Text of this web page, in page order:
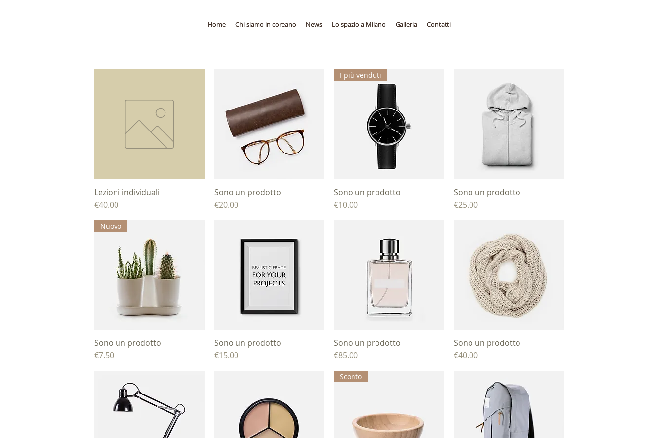
Home Chi siamo in coreano News Lo spazio a Milano Galleria Contatti
Home Chi siamo in coreano News Lo spazio a Milano Galleria Contatti
제품보기
Lezioni individuali
가격
€40.00
제품보기
Sono un prodotto
가격
€20.00
제품보기
I più venduti
Sono un prodotto
가격
€10.00
제품보기
Sono un prodotto
가격
€25.00
제품보기
Nuovo
Sono un prodotto
가격
€7.50
제품보기
Sono un prodotto
가격
€15.00
제품보기
Sono un prodotto
가격
€85.00
제품보기
Sono un prodotto
가격
€40.00
Sconto